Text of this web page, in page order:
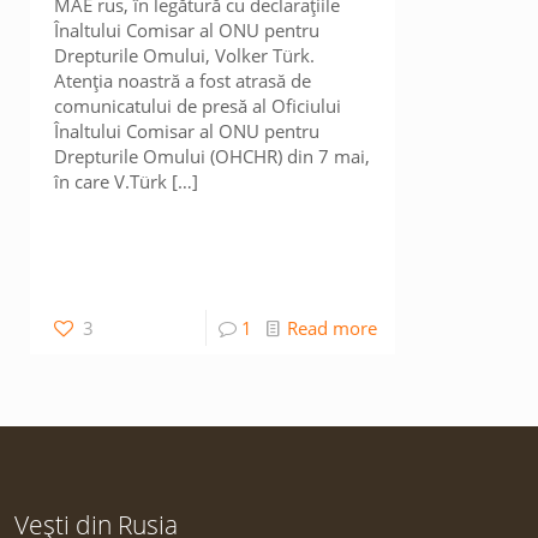
MAE rus, în legătură cu declarațiile
Înaltului Comisar al ONU pentru
Drepturile Omului, Volker Türk.
Atenția noastră a fost atrasă de
comunicatului de presă al Oficiului
Înaltului Comisar al ONU pentru
Drepturile Omului (OHCHR) din 7 mai,
în care V.Türk […]
3 1 Read more
Vești din Rusia